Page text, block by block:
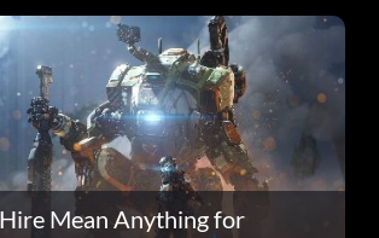
Mean Anything for